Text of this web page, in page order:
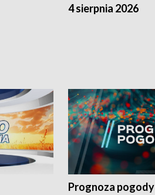
4 sierpnia 2026
Prognoza pogody